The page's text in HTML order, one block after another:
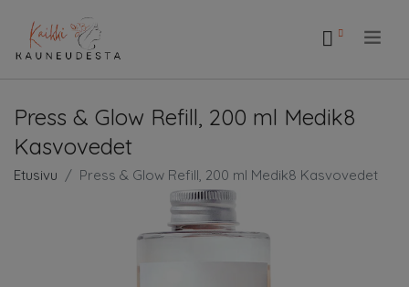
Press & Glow Refill, 200 ml Medik8
Kasvovedet
Etusivu Press & Glow Refill, 200 ml Medik8 Kasvovedet